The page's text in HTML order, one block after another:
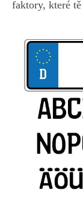
faktory, které⁣